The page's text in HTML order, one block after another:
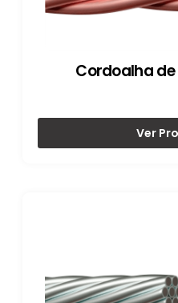
Cordoalha
Ver